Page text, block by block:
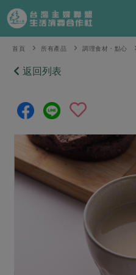
產品分類
當季蔬果
芽苗類
辛香料類
奶蛋豆・五穀
食譜料理
食材
麵食
肉食
海鮮
特別企畫
預購活動
把最好的台灣味帶回家！
防災用品預購圓滿結束
2026年端午節預購圓滿結束
綠主張
觀點文章
主婦食堂
關於合作社
認識合作社
重要公告
首頁 所有產品 調理食材・點心
返回列表